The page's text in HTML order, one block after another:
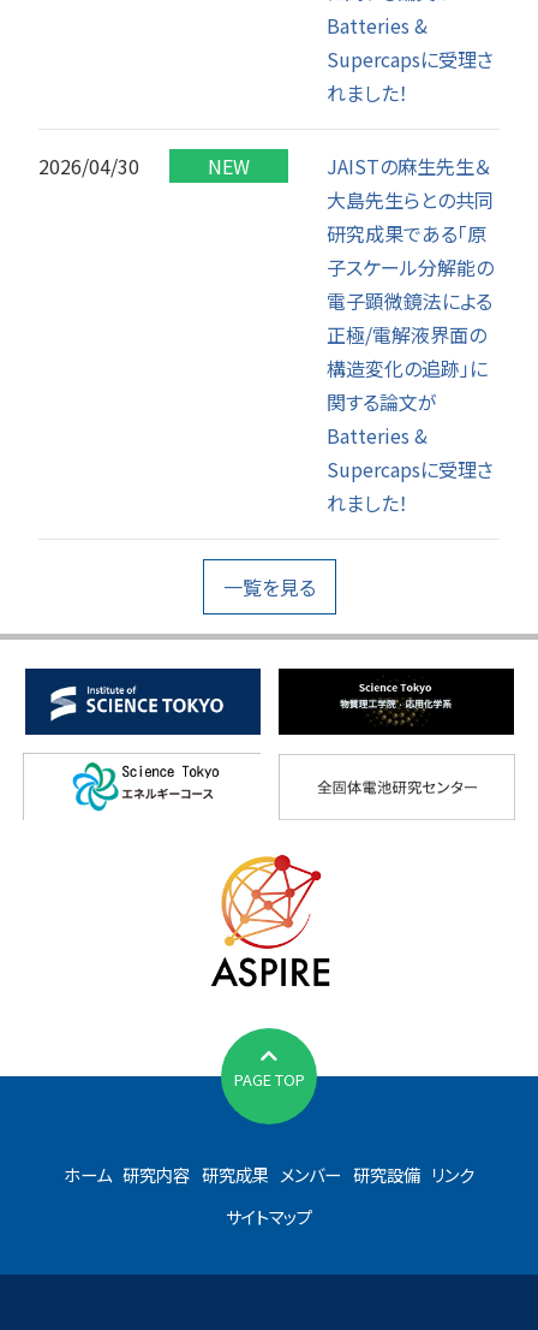
Batteries &
Supercapsに受理さ
れました！
2026/04/30
JAISTの麻生先生＆
大島先生らとの共同
研究成果である「原
子スケール分解能の
電子顕微鏡法による
正極/電解液界面の
構造変化の追跡」に
関する論文が
Batteries &
Supercapsに受理さ
れました！
一覧を見る
ホーム 研究内容 研究成果 メンバー 研究設備 リンク
サイトマップ
PAGE TOP